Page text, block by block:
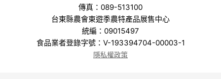
傳真：089-513100
台東縣農會東遊季農特產品展售中心
統編：09015497
食品業者登錄字號：V-193394704-00003-1
隱私權政策